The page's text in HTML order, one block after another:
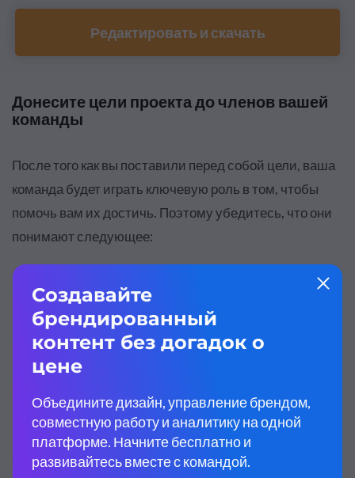
Редактировать и скачать
Донесите цели проекта до членов вашей
команды
После того как вы поставили перед собой цели, ваша
команда будет играть ключевую роль в том, чтобы
помочь вам их достичь. Поэтому убедитесь, что они
понимают следующее:
Что он должен обеспечить для вашего бизнеса и
клиентов
Если вы не определитесь с этим, проект может
сорваться и пойти по разным нежелательным